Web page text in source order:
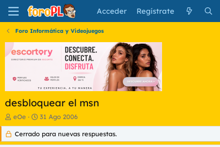
Acceder Regístrate
Foro Informática y Videojuegos
desbloquear el msn
I
n
c
eOe
F
e
c
h
31 Ago 2006
Cerrado para nuevas respuestas.